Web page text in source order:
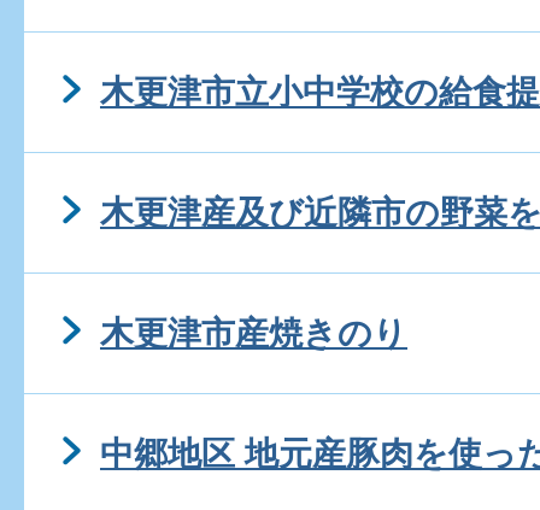
木更津市立小中学校の給食
木更津産及び近隣市の野菜
木更津市産焼きのり
中郷地区 地元産豚肉を使っ